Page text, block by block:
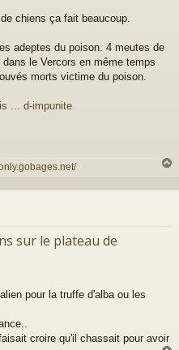
chiens ça fait beaucoup.
adeptes du poison. 4 meutes de
le Vercors en même temps
morts victime du poison.
... d-impunite
u
sur le plateau de
pour la truffe d'alba ou les
croire qu'il chassait pour avoir